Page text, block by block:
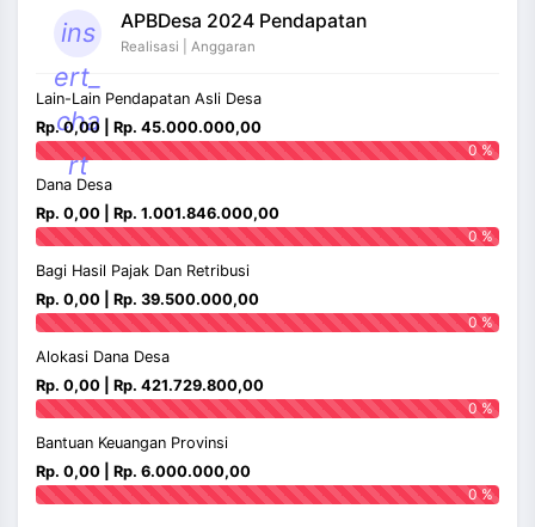
ins
ert_
cha
rt
APBDesa 2024 Pendapatan
Realisasi | Anggaran
Lain-Lain Pendapatan Asli Desa
Rp. 0,00 | Rp. 45.000.000,00
0 %
Dana Desa
Rp. 0,00 | Rp. 1.001.846.000,00
0 %
Bagi Hasil Pajak Dan Retribusi
Rp. 0,00 | Rp. 39.500.000,00
0 %
Alokasi Dana Desa
Rp. 0,00 | Rp. 421.729.800,00
0 %
Bantuan Keuangan Provinsi
Rp. 0,00 | Rp. 6.000.000,00
0 %